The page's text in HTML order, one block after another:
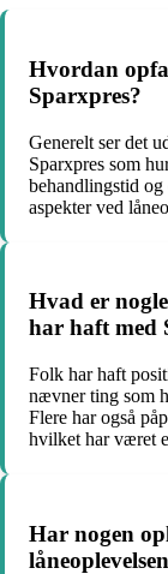
Hvordan
Sparxpres?
Generelt ser det
Sparxpres som
behandlingstid og
aspekter ved
Hvad er
har haft med
Folk har haft
nævner ting som
Flere har også
hvilket har været
Har nogen